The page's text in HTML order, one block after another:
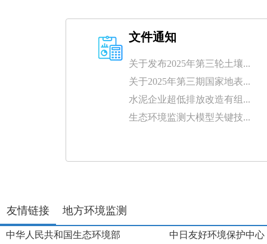
文件通知
关于发布2025年第三轮土壤...
关于2025年第三期国家地表...
水泥企业超低排放改造有组...
生态环境监测大模型关键技...
友情链接 地方环境监测
中华人民共和国生态环境部
中日友好环境保护中心